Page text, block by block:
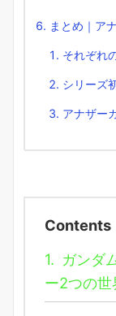
まとめ｜ア
それぞれ
シリーズ
アナザー
Contents
1. ガンダ
ー2つの世